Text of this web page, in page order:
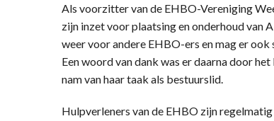
Als voorzitter van de EHBO-Vereniging
zijn inzet voor plaatsing en onderhoud van
weer voor andere EHBO-ers en mag er
Een woord van dank was er daarna door
nam van haar taak als bestuurslid.
Hulpverleners van de EHBO zijn